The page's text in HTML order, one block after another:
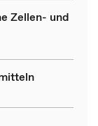
Zellen- und